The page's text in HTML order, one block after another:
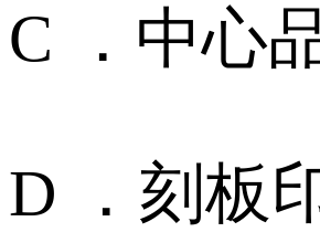
C ．中心
D ．刻板